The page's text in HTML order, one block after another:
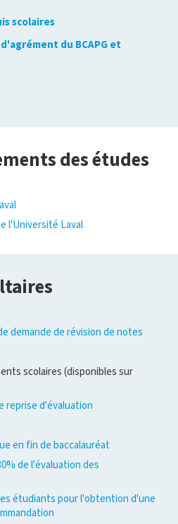
scolaires
du BCAPG et
des études
l'Université Laval
demande de révision de notes
scolaires (disponibles sur
reprise d'évaluation
en fin de baccalauréat
de l'évaluation des
étudiants pour l'obtention d'une